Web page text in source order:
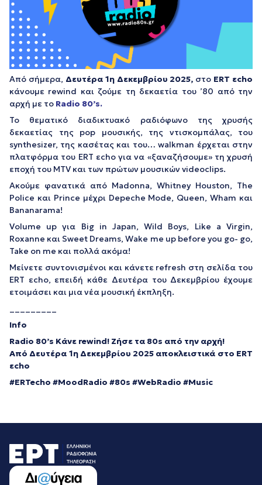
Από σήμερα, Δευτέρα 1η Δεκεμβρίου 2025, στο ERT εcho
κάνουμε rewind και ζούμε τη δεκαετία του ’80 από την
αρχή με το Radio 80’s.
To θεματικό διαδικτυακό ραδιόφωνο της χρυσής
δεκαετίας της pop μουσικής, της ντισκομπάλας, του
synthesizer, της κασέτας και του… walkman έρχεται στην
πλατφόρμα του ERT εcho για να «ξαναζήσουμε» τη χρυσή
εποχή του MTV και των πρώτων μουσικών videoclips.
Ακούμε φανατικά από Madonna, Whitney Houston, The
Police και Prince μέχρι Depeche Mode, Queen, Wham και
Bananarama!
Volume up για Big in Japan, Wild Boys, Like a Virgin,
Roxanne και Sweet Dreams, Wake me up before you go- go,
Take on me και πολλά ακόμα!
Μείνετε συντονισμένοι και κάνετε refresh στη σελίδα του
ERT εcho, επειδή κάθε Δευτέρα του Δεκεμβρίου έχουμε
ετοιμάσει και μια νέα μουσική έκπληξη.
Info
Radio 80’s Κάνε rewind! Ζήσε τα 80s από την αρχή!
Από Δευτέρα 1η Δεκεμβρίου 2025 αποκλειστικά στο ERT
εcho
#ERTecho #MoodRadio #80s #WebRadio #Music